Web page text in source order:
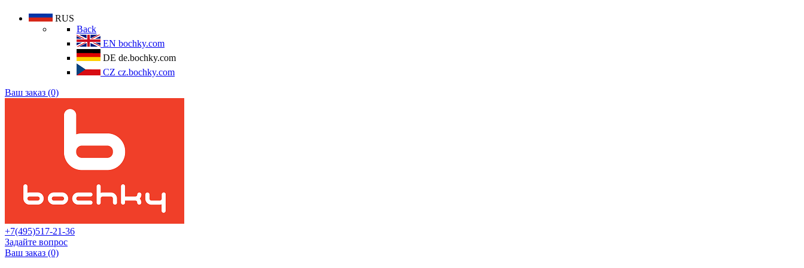
RUS
Back
EN bochky.com
DE de.bochky.com
CZ cz.bochky.com
Ваш заказ (0)
+7(495)517-21-36
Задайте вопрос
Ваш заказ (0)